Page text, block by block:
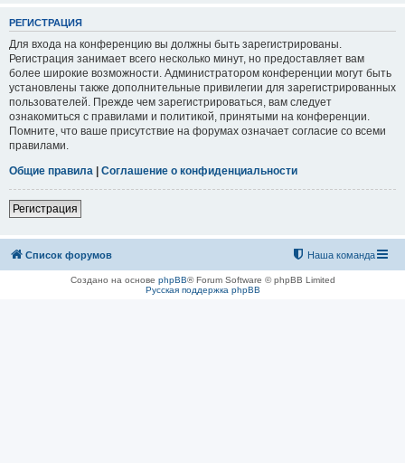
РЕГИСТРАЦИЯ
Для входа на конференцию вы должны быть зарегистрированы.
Регистрация занимает всего несколько минут, но предоставляет вам
более широкие возможности. Администратором конференции могут быть
установлены также дополнительные привилегии для зарегистрированных
пользователей. Прежде чем зарегистрироваться, вам следует
ознакомиться с правилами и политикой, принятыми на конференции.
Помните, что ваше присутствие на форумах означает согласие со всеми
правилами.
Общие правила | Соглашение о конфиденциальности
Регистрация
Список форумов Наша команда
Создано на основе phpBB® Forum Software © phpBB Limited
Русская поддержка phpBB